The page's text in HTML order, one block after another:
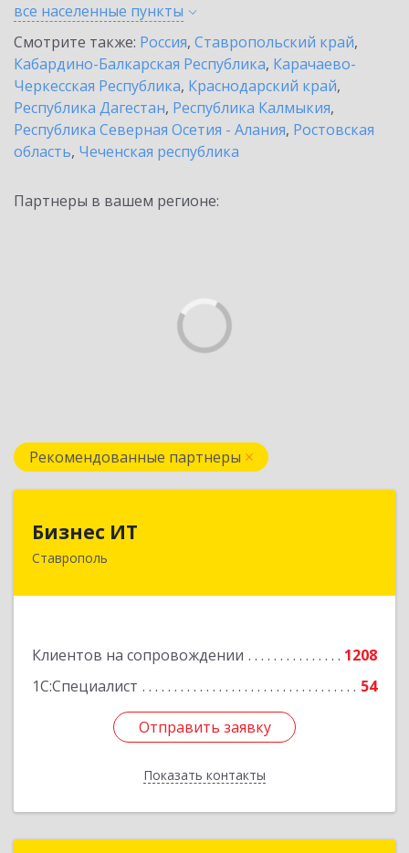
все населенные пункты
Смотрите также: Россия, Ставропольский край,
Кабардино-Балкарская Республика, Карачаево-
Черкесская Республика, Краснодарский край,
Республика Дагестан, Республика Калмыкия,
Республика Северная Осетия - Алания, Ростовская
область, Чеченская республика
Партнеры в вашем регионе:
Рекомендованные партнеры
Бизнес ИТ
Ставрополь
Клиентов на сопровождении
1208
1С:Специалист
54
Отправить заявку
Показать контакты
355035, Ставропольский край, Ставрополь г, 1
Отправить заявку
Назад